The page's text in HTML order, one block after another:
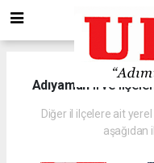
Adıyaman il ve
Diğer il ilçelere ait
aşağıdan